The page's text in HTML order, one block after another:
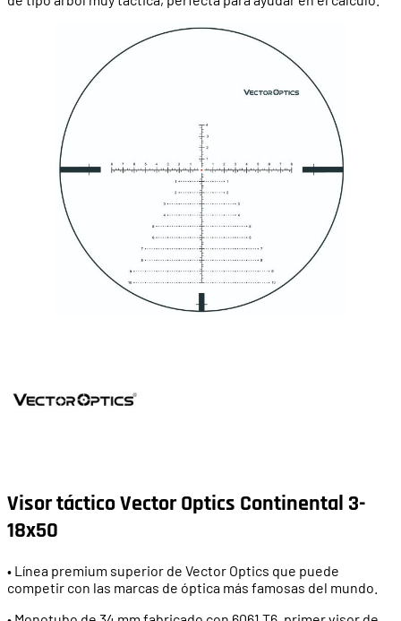
Visor táctico Vector Optics Continental 3-
18x50
• Línea premium superior de Vector Optics que puede
competir con las marcas de óptica más famosas del mundo.